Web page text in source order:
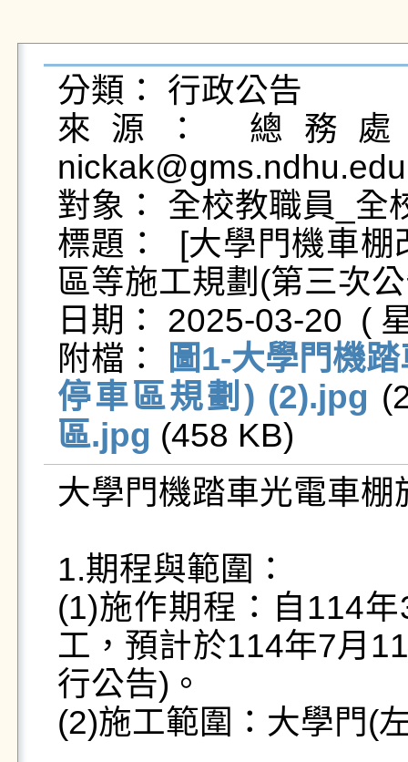
分類： 行政公告
來源： 總務
對象： 全校教職員_全
標題：  [大學門機車
區等施工規劃(第三次
日期： 2025-03-20  (
附檔：
圖1-大學門機
停車區規劃) (2).jpg
區.jpg (458 KB)
大學門機踏車光電車棚
1.期程與範圍：
(1)施作期程：自114
工，預計於114年7月
行公告)。
(2)施工範圍：大學門(